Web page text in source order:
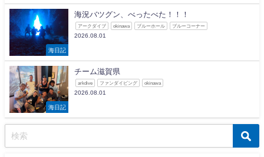
海日記
海況バツグン、べったべた！！！
アークダイブ okinawa ブルーホール ブルーコーナー
2026.08.01
海日記
チーム滋賀県
arkdive ファンダイビング okinawa
2026.08.01